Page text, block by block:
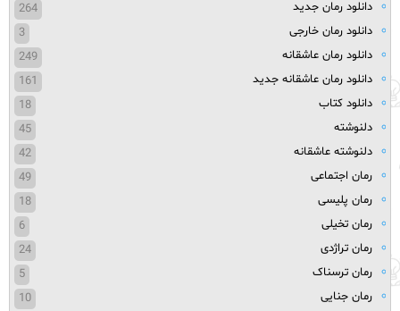
دانلود رمان جدید
264
دانلود رمان خارجی
3
دانلود رمان عاشقانه
249
دانلود رمان عاشقانه جدید
161
دانلود کتاب
18
دلنوشته
45
دلنوشته عاشقانه
42
رمان اجتماعی
49
رمان پلیسی
18
رمان تخیلی
6
رمان تراژدی
24
رمان ترسناک
5
رمان جنایی
10